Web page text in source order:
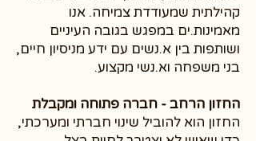
קהילתית שמעודדת צמיחה. אנו
מאמינות.ים במפגש בגובה העיניים
ושותפות בין א.נשים עם ידע מניסיון חיים,
בני משפחה וא.נשי מקצוע.
החזון הרחב - חברה פתוחה ומקבלת
החזון הוא להוביל שינוי חברתי ומערכתי,